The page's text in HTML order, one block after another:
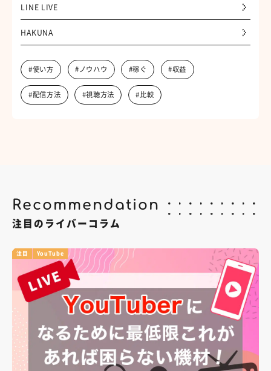
LINE LIVE
HAKUNA
#使い方 #ノウハウ #稼ぐ #収益
#配信方法 #視聴方法 #比較
Recommendation
注目のライバーコラム
注目 YouTube